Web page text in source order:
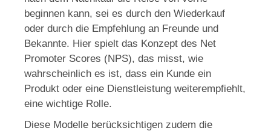
beginnen kann, sei es durch den Wiederkauf
oder durch die Empfehlung an Freunde und
Bekannte. Hier spielt das Konzept des Net
Promoter Scores (NPS), das misst, wie
wahrscheinlich es ist, dass ein Kunde ein
Produkt oder eine Dienstleistung weiterempfiehlt,
eine wichtige Rolle.
Diese Modelle berücksichtigen zudem die